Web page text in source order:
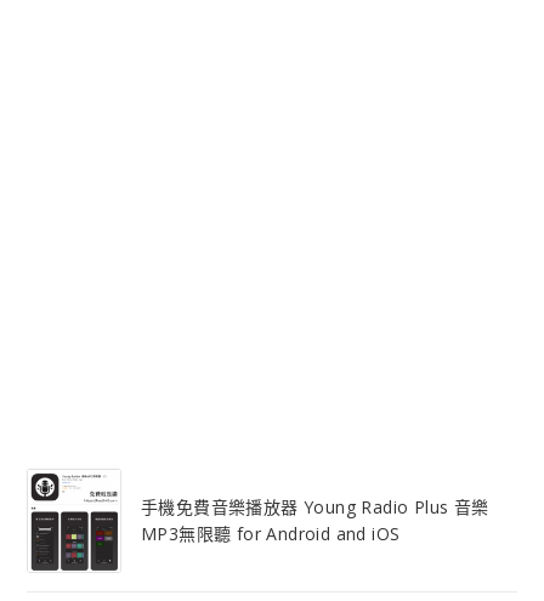
手機免費音樂播放器 Young Radio Plus 音樂
MP3無限聽 for Android and iOS